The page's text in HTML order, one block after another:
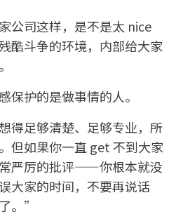
公司这样，是不是太 nice
酷斗争的环境，内部给大家
保护的是做事情的人。
得足够清楚、足够专业，所
但如果你一直 get 不到大家
严厉的批评——你根本就没
大家的时间，不要再说话
。”